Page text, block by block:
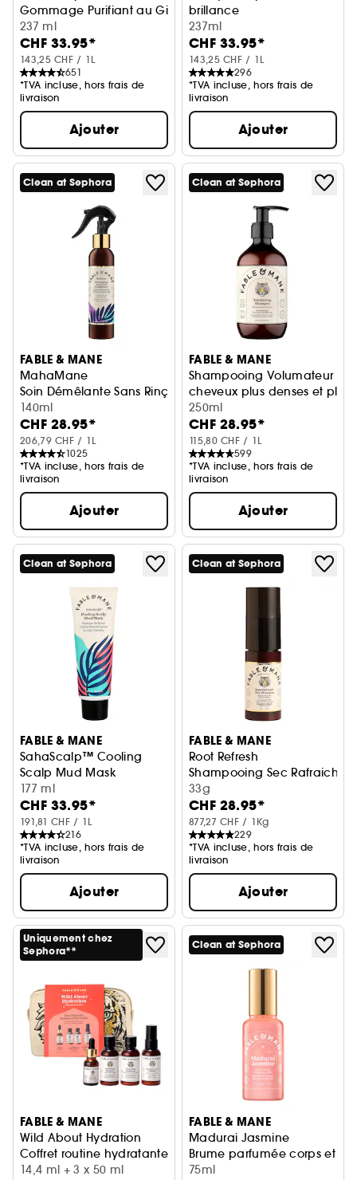
Gommage Purifiant au Gingembre Sauvage
237 ml
CHF 33.95*
143,25 CHF / 1L
651
*TVA incluse, hors frais de
livraison
Ajouter
brillance
Au thé noir
237ml
CHF 33.95*
143,25 CHF / 1L
296
*TVA incluse, hors frais de
livraison
Ajouter
Clean at Sephora
FABLE & MANE
MahaMane
Soin Démêlante Sans Rinçage
140ml
CHF 28.95*
206,79 CHF / 1L
1025
*TVA incluse, hors frais de
livraison
Ajouter
Clean at Sephora
FABLE & MANE
Shampooing Volumateur
cheveux plus denses et plus
250ml
CHF 28.95*
115,80 CHF / 1L
599
*TVA incluse, hors frais de
livraison
Ajouter
Clean at Sephora
FABLE & MANE
SahaScalp™ Cooling
Scalp Mud Mask
Masque pour le cuir chevelu
177 ml
CHF 33.95*
191,81 CHF / 1L
216
*TVA incluse, hors frais de
livraison
Ajouter
Clean at Sephora
FABLE & MANE
Root Refresh
Shampooing Sec
33g
CHF 28.95*
877,27 CHF / 1Kg
229
*TVA incluse, hors frais de
livraison
Ajouter
Uniquement chez
Sephora**
FABLE & MANE
Wild About Hydration
Coffret routine hydratante, cheveux medium à épais
14,4 ml + 3 x 50 ml
Clean at Sephora
FABLE & MANE
Madurai Jasmine
Brume parfumée corps et
75ml